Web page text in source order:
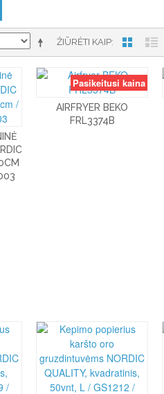
ŽIŪRĖTI KAIP
Pasikeitusi kaina
AIRFRYER BEKO
FRL3374B